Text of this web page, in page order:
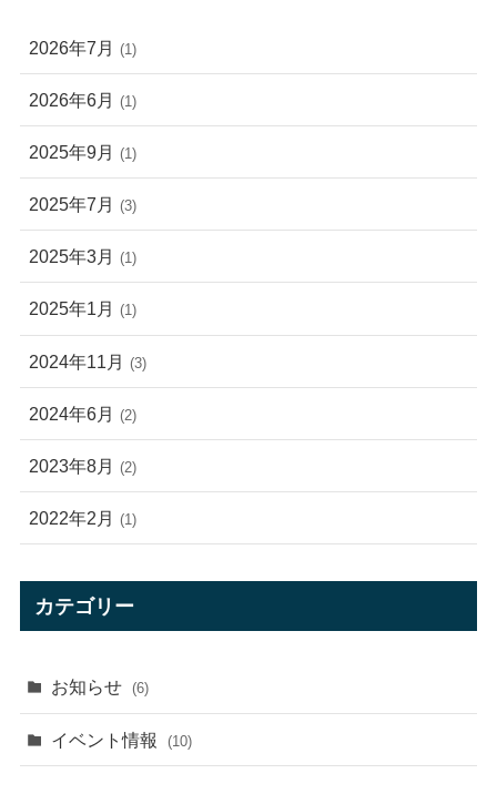
2026年7月 (1)
2026年6月 (1)
2025年9月 (1)
2025年7月 (3)
2025年3月 (1)
2025年1月 (1)
2024年11月 (3)
2024年6月 (2)
2023年8月 (2)
2022年2月 (1)
カテゴリー
お知らせ (6)
イベント情報 (10)